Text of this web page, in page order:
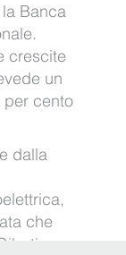
Banca
crescite
un
per cento
dalla
che